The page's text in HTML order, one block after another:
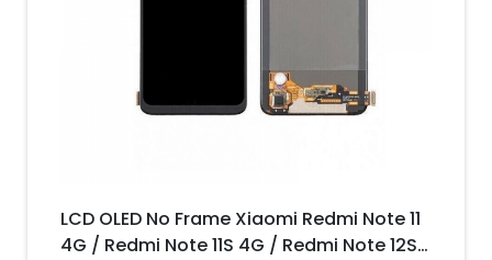
LCD OLED No Frame Xiaomi Redmi Note 11
4G / Redmi Note 11S 4G / Redmi Note 12S /